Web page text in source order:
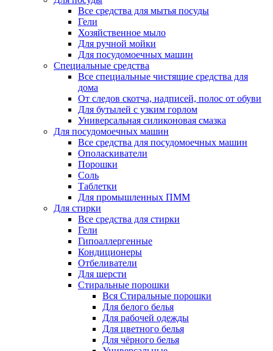
Все средства для мытья посуды
Гели
Хозяйственное мыло
Для ручной мойки
Для посудомоечных машин
Специальные средства
Все специальные чистящие средства для
дома
От следов скотча, надписей, полос от обуви
Для бутылей с узким горлом
Универсальная силиконовая смазка
Для посудомоечных машин
Все средства для посудомоечных машин
Ополаскиватели
Порошки
Соль
Таблетки
Для промышленных ПММ
Для стирки
Все средства для стирки
Гели
Гипоаллергенные
Кондиционеры
Отбеливатели
Для шерсти
Стиральные порошки
Вся Стиральные порошки
Для белого белья
Для рабочей одежды
Для цветного белья
Для чёрного белья